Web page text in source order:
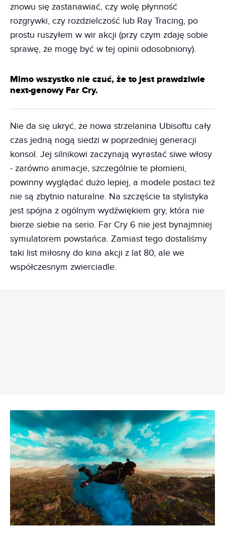
znowu się zastanawiać, czy wolę płynność
rozgrywki, czy rozdzielczość lub Ray Tracing, po
prostu ruszyłem w wir akcji (przy czym zdaję sobie
sprawę, że mogę być w tej opinii odosobniony).
Mimo wszystko nie czuć, że to jest prawdziwie
next-genowy Far Cry.
Nie da się ukryć, że nowa strzelanina Ubisoftu cały
czas jedną nogą siedzi w poprzedniej generacji
konsol. Jej silnikowi zaczynają wyrastać siwe włosy
- zarówno animacje, szczególnie te płomieni,
powinny wyglądać dużo lepiej, a modele postaci też
nie są zbytnio naturalne. Na szczęście ta stylistyka
jest spójna z ogólnym wydźwiękiem gry, która nie
bierze siebie na serio. Far Cry 6 nie jest bynajmniej
symulatorem powstańca. Zamiast tego dostaliśmy
taki list miłosny do kina akcji z lat 80, ale we
współczesnym zwierciadle.